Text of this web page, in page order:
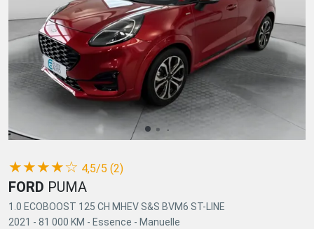
(*)
★
(*)★
(*) ★
(*) ★
(*) ☆ 4,5/5 (2)
FORD PUMA
1.0 ECOBOOST 125 CH MHEV S&S BVM6 ST-LINE
2021 - 81 000 KM - Essence - Manuelle